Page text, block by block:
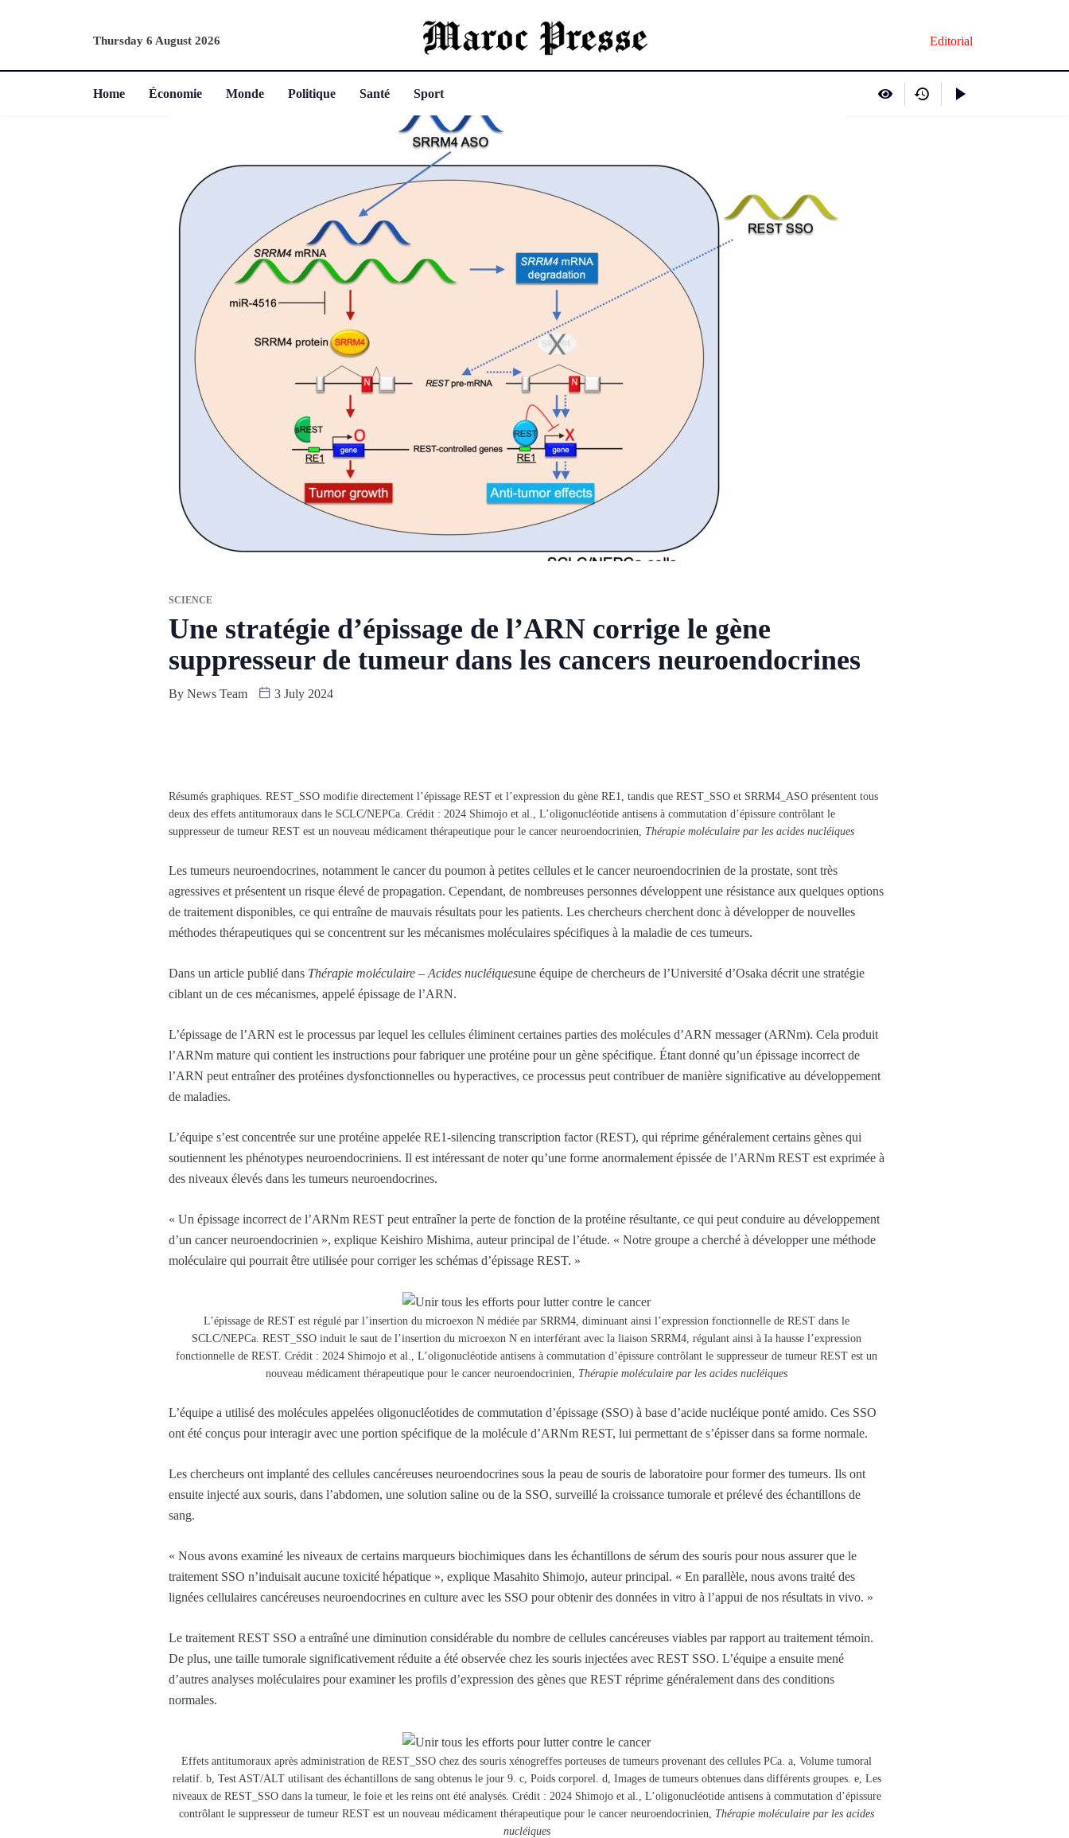
Thursday 6 August 2026 Editorial
Home Économie Monde Politique Santé Sport
SCIENCE
Une stratégie d’épissage de l’ARN corrige le gène
suppresseur de tumeur dans les cancers neuroendocrines
By News Team 3 July 2024
Résumés graphiques. REST_SSO modifie directement l’épissage REST et l’expression du gène RE1, tandis que REST_SSO et SRRM4_ASO présentent tous
deux des effets antitumoraux dans le SCLC/NEPCa. Crédit : 2024 Shimojo et al., L’oligonucléotide antisens à commutation d’épissure contrôlant le
suppresseur de tumeur REST est un nouveau médicament thérapeutique pour le cancer neuroendocrinien, Thérapie moléculaire par les acides nucléiques
Les tumeurs neuroendocrines, notamment le cancer du poumon à petites cellules et le cancer neuroendocrinien de la prostate, sont très
agressives et présentent un risque élevé de propagation. Cependant, de nombreuses personnes développent une résistance aux quelques options
de traitement disponibles, ce qui entraîne de mauvais résultats pour les patients. Les chercheurs cherchent donc à développer de nouvelles
méthodes thérapeutiques qui se concentrent sur les mécanismes moléculaires spécifiques à la maladie de ces tumeurs.
Dans un article publié dans Thérapie moléculaire – Acides nucléiquesune équipe de chercheurs de l’Université d’Osaka décrit une stratégie
ciblant un de ces mécanismes, appelé épissage de l’ARN.
L’épissage de l’ARN est le processus par lequel les cellules éliminent certaines parties des molécules d’ARN messager (ARNm). Cela produit
l’ARNm mature qui contient les instructions pour fabriquer une protéine pour un gène spécifique. Étant donné qu’un épissage incorrect de
l’ARN peut entraîner des protéines dysfonctionnelles ou hyperactives, ce processus peut contribuer de manière significative au développement
de maladies.
L’équipe s’est concentrée sur une protéine appelée RE1-silencing transcription factor (REST), qui réprime généralement certains gènes qui
soutiennent les phénotypes neuroendocriniens. Il est intéressant de noter qu’une forme anormalement épissée de l’ARNm REST est exprimée à
des niveaux élevés dans les tumeurs neuroendocrines.
« Un épissage incorrect de l’ARNm REST peut entraîner la perte de fonction de la protéine résultante, ce qui peut conduire au développement
d’un cancer neuroendocrinien », explique Keishiro Mishima, auteur principal de l’étude. « Notre groupe a cherché à développer une méthode
moléculaire qui pourrait être utilisée pour corriger les schémas d’épissage REST. »
L’épissage de REST est régulé par l’insertion du microexon N médiée par SRRM4, diminuant ainsi l’expression fonctionnelle de REST dans le
SCLC/NEPCa. REST_SSO induit le saut de l’insertion du microexon N en interférant avec la liaison SRRM4, régulant ainsi à la hausse l’expression
fonctionnelle de REST. Crédit : 2024 Shimojo et al., L’oligonucléotide antisens à commutation d’épissure contrôlant le suppresseur de tumeur REST est un
nouveau médicament thérapeutique pour le cancer neuroendocrinien, Thérapie moléculaire par les acides nucléiques
L’équipe a utilisé des molécules appelées oligonucléotides de commutation d’épissage (SSO) à base d’acide nucléique ponté amido. Ces SSO
ont été conçus pour interagir avec une portion spécifique de la molécule d’ARNm REST, lui permettant de s’épisser dans sa forme normale.
Les chercheurs ont implanté des cellules cancéreuses neuroendocrines sous la peau de souris de laboratoire pour former des tumeurs. Ils ont
ensuite injecté aux souris, dans l’abdomen, une solution saline ou de la SSO, surveillé la croissance tumorale et prélevé des échantillons de
sang.
« Nous avons examiné les niveaux de certains marqueurs biochimiques dans les échantillons de sérum des souris pour nous assurer que le
traitement SSO n’induisait aucune toxicité hépatique », explique Masahito Shimojo, auteur principal. « En parallèle, nous avons traité des
lignées cellulaires cancéreuses neuroendocrines en culture avec les SSO pour obtenir des données in vitro à l’appui de nos résultats in vivo. »
Le traitement REST SSO a entraîné une diminution considérable du nombre de cellules cancéreuses viables par rapport au traitement témoin.
De plus, une taille tumorale significativement réduite a été observée chez les souris injectées avec REST SSO. L’équipe a ensuite mené
d’autres analyses moléculaires pour examiner les profils d’expression des gènes que REST réprime généralement dans des conditions
normales.
Effets antitumoraux après administration de REST_SSO chez des souris xénogreffes porteuses de tumeurs provenant des cellules PCa. a, Volume tumoral
relatif. b, Test AST/ALT utilisant des échantillons de sang obtenus le jour 9. c, Poids corporel. d, Images de tumeurs obtenues dans différents groupes. e, Les
niveaux de REST_SSO dans la tumeur, le foie et les reins ont été analysés. Crédit : 2024 Shimojo et al., L’oligonucléotide antisens à commutation d’épissure
contrôlant le suppresseur de tumeur REST est un nouveau médicament thérapeutique pour le cancer neuroendocrinien, Thérapie moléculaire par les acides
nucléiques